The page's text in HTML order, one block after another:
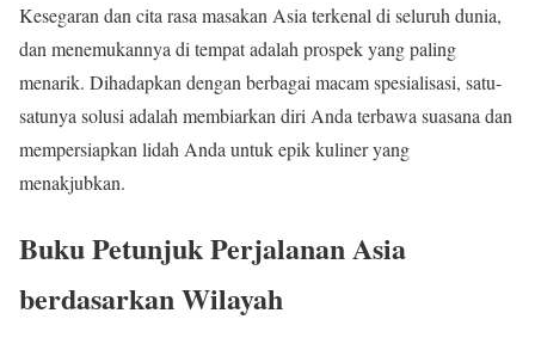
Kesegaran dan cita rasa masakan Asia terkenal di seluruh dunia,
dan menemukannya di tempat adalah prospek yang paling
menarik. Dihadapkan dengan berbagai macam spesialisasi, satu-
satunya solusi adalah membiarkan diri Anda terbawa suasana dan
mempersiapkan lidah Anda untuk epik kuliner yang
menakjubkan.
Buku Petunjuk Perjalanan Asia
berdasarkan Wilayah